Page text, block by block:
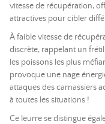
vitesse de récupération,
attractives pour cibler
À faible vitesse de
discrète, rappelant un
les poissons les plus
provoque une nage
attaques des carnassiers
à toutes les situations !
Ce leurre se distingue